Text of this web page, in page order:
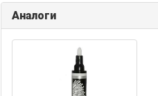
Аналоги